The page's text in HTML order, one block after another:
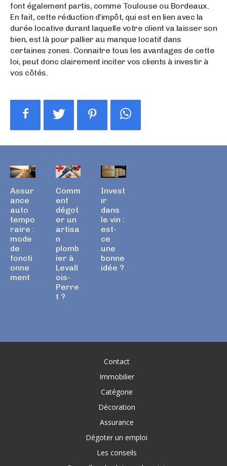
font également partis, comme Toulouse ou Bordeaux.
En fait, cette réduction d’impôt, qui est en lien avec la
durée locative durant laquelle votre client va laisser son
bien, est là pour pallier au manque locatif dans
certaines zones. Connaitre tous les avantages de cette
loi, peut donc clairement inciter vos clients à investir à
vos côtés.
Assur
ance
auto
tempo
raire :
mode
de
foncti
onne
ment
Comm
ent
dégot
er un
artisa
n
plomb
ier à
Levall
ois-
Perre
t ?
Invest
ir
dans
le vin :
est-
ce
une
bonne
idée ?
Contact
Immobilier
Catégorie
Décoration
Assurance
Dégoter un emploi
Les conseils